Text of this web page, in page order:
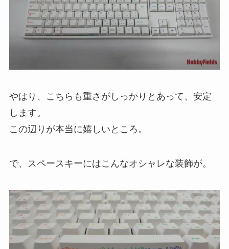
やはり、こちらも重さがしっかりとあって、安定
します。
この辺りが本当に嬉しいところ。
で、スペースキーにはこんなオシャレな装飾が。